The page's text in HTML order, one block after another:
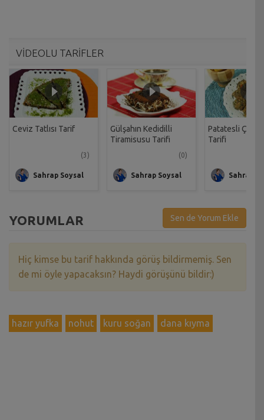
VİDEOLU TARİFLER
Ceviz Tatlısı Tarif
(3)
Sahrap Soysal
Gülşahın Kedidilli
Tiramisusu Tarifi
(0)
Sahrap Soysal
Patatesli Çıtır
Tarifi
Sahrap
YORUMLAR Sen de Yorum Ekle
Hiç kimse bu tarif hakkında görüş bildirmemiş. Sen
de mi öyle yapacaksın? Haydi görüşünü bildir:)
hazır yufka nohut kuru soğan dana kıyma